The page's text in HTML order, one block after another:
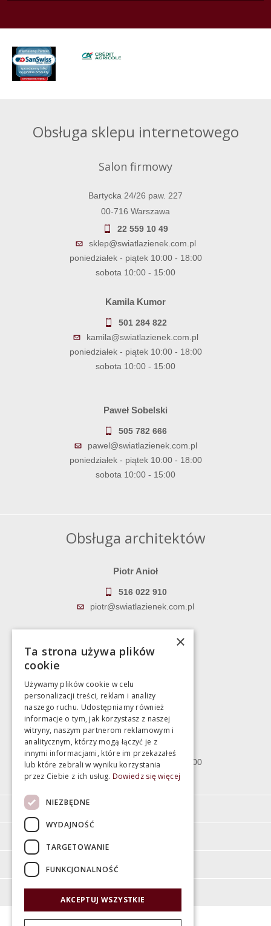
Obsługa sklepu internetowego
Salon firmowy
Bartycka 24/26 paw. 227
00-716 Warszawa
22 559 10 49
sklep@swiatlazienek.com.pl
poniedziałek - piątek 10:00 - 18:00
sobota 10:00 - 15:00
Kamila Kumor
501 284 822
kamila@swiatlazienek.com.pl
poniedziałek - piątek 10:00 - 18:00
sobota 10:00 - 15:00
Paweł Sobelski
505 782 666
pawel@swiatlazienek.com.pl
poniedziałek - piątek 10:00 - 18:00
sobota 10:00 - 15:00
Obsługa architektów
Piotr Anioł
516 022 910
piotr@swiatlazienek.com.pl
783 043 083
Magazyn
Bartycka 24/26 Hala 100
00-716 Warszawa
poniedziałek - piątek 10:00 - 18:00
sobota 10:00 - 15:00
Moje konto
O firmie
×
Ta strona używa plików
cookie
Używamy plików cookie w celu
personalizacji treści, reklam i analizy
naszego ruchu. Udostępniamy również
informacje o tym, jak korzystasz z naszej
witryny, naszym partnerom reklamowym i
analitycznym, którzy mogą łączyć je z
innymi informacjami, które im przekazałeś
lub które zebrali w wyniku korzystania
przez Ciebie z ich usług. Dowiedz się więcej
NIEZBĘDNE
WYDAJNOŚĆ
TARGETOWANIE
FUNKCJONALNOŚĆ
AKCEPTUJ WSZYSTKIE